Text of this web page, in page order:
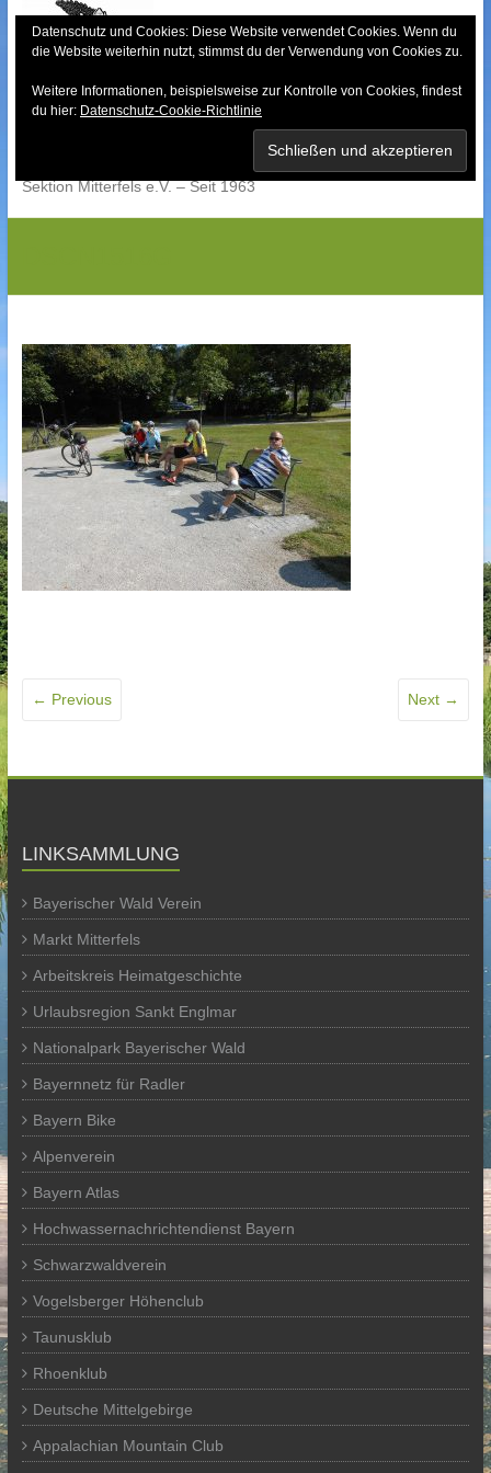
content
Bayerischer Wald-
Sektion Mitterfels e.V. – Seit 1963
← Previous Next →
LINKSAMMLUNG
Bayerischer Wald Verein
Markt Mitterfels
Arbeitskreis Heimatgeschichte
Urlaubsregion Sankt Englmar
Nationalpark Bayerischer Wald
Bayernnetz für Radler
Bayern Bike
Alpenverein
Bayern Atlas
Hochwassernachrichtendienst Bayern
Schwarzwaldverein
Vogelsberger Höhenclub
Taunusklub
Rhoenklub
Deutsche Mittelgebirge
Appalachian Mountain Club
Datenschutz und Cookies: Diese Website verwendet Cookies. Wenn du
die Website weiterhin nutzt, stimmst du der Verwendung von Cookies zu.
Weitere Informationen, beispielsweise zur Kontrolle von Cookies, findest
du hier: Datenschutz-Cookie-Richtlinie